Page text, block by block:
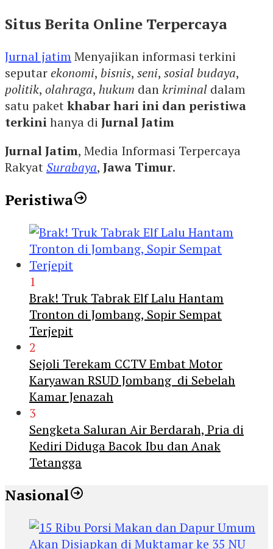
Situs Berita Online Terpercaya
Jurnal jatimMenyajikan informasi terkini
seputarekonomi, bisnis, seni, sosial budaya,
politik, olahraga, hukum dankriminal dalam
satu paketkhabar hari ini dan peristiwa
terkinihanya di Jurnal Jatim
Jurnal Jatim, Media Informasi Terpercaya
RakyatSurabaya, Jawa Timur.
Peristiwa
1
Brak! Truk Tabrak Elf Lalu Hantam
Tronton di Jombang, Sopir Sempat
Terjepit
2
Sejoli Terekam CCTV Embat Motor
Karyawan RSUD Jombang di Sebelah
Kamar Jenazah
3
Sengketa Saluran Air Berdarah, Pria di
Kediri Diduga Bacok Ibu dan Anak
Tetangga
Nasional